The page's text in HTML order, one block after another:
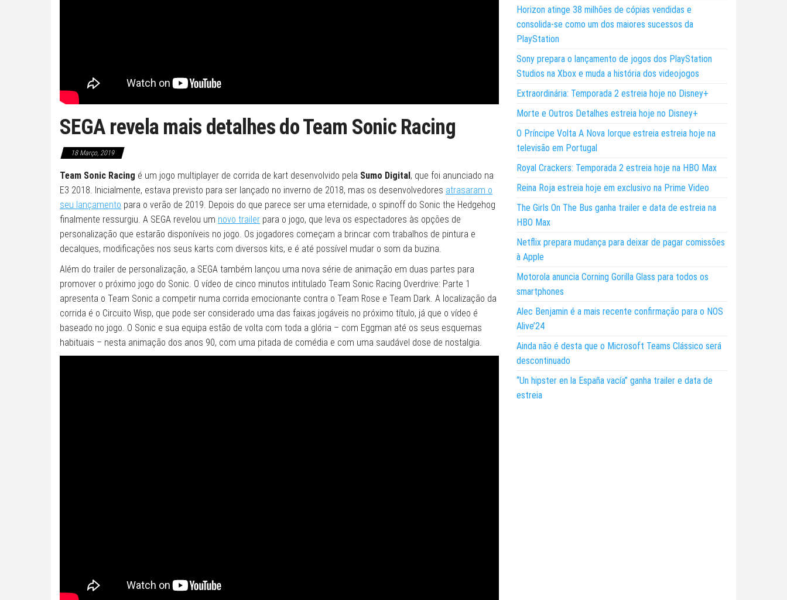
SEGA revela mais detalhes do Team Sonic Racing
18 Março, 2019
Team Sonic Racing é um jogo multiplayer de corrida de kart desenvolvido pela Sumo Digital, que foi anunciado na
E3 2018. Inicialmente, estava previsto para ser lançado no inverno de 2018, mas os desenvolvedores atrasaram o
seu lançamento para o verão de 2019. Depois do que parece ser uma eternidade, o spinoff do Sonic the Hedgehog
finalmente ressurgiu. A SEGA revelou um novo trailer para o jogo, que leva os espectadores às opções de
personalização que estarão disponíveis no jogo. Os jogadores começam a brincar com trabalhos de pintura e
decalques, modificações nos seus karts com diversos kits, e é até possível mudar o som da buzina.
Além do trailer de personalização, a SEGA também lançou uma nova série de animação em duas partes para
promover o próximo jogo do Sonic. O vídeo de cinco minutos intitulado Team Sonic Racing Overdrive: Parte 1
apresenta o Team Sonic a competir numa corrida emocionante contra o Team Rose e Team Dark. A localização da
corrida é o Circuito Wisp, que pode ser considerado uma das faixas jogáveis ​​no próximo título, já que o vídeo é
baseado no jogo. O Sonic e sua equipa estão de volta com toda a glória – com Eggman até os seus esquemas
habituais – nesta animação dos anos 90, com uma pitada de comédia e com uma saudável dose de nostalgia.
Horizon atinge 38 milhões de cópias vendidas e
consolida-se como um dos maiores sucessos da
PlayStation
Sony prepara o lançamento de jogos dos PlayStation
Studios na Xbox e muda a história dos videojogos
Extraordinária: Temporada 2 estreia hoje no Disney+
Morte e Outros Detalhes estreia hoje no Disney+
O Príncipe Volta A Nova Iorque estreia estreia hoje na
televisão em Portugal
Royal Crackers: Temporada 2 estreia hoje na HBO Max
Reina Roja estreia hoje em exclusivo na Prime Video
The Girls On The Bus ganha trailer e data de estreia na
HBO Max
Netflix prepara mudança para deixar de pagar comissões
à Apple
Motorola anuncia Corning Gorilla Glass para todos os
smartphones
Alec Benjamin é a mais recente confirmação para o NOS
Alive’24
Ainda não é desta que o Microsoft Teams Clássico será
descontinuado
“Un hipster en la España vacía” ganha trailer e data de
estreia